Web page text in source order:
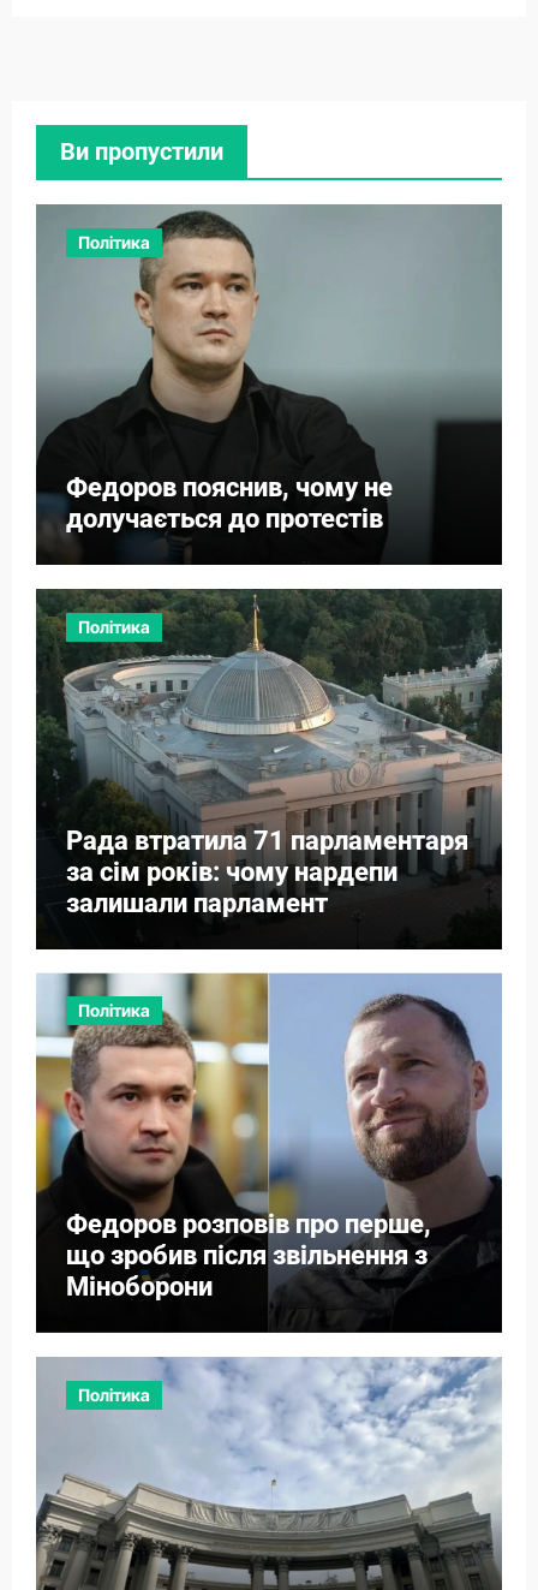
Ви пропустили
Політика
Федоров пояснив, чому не
долучається до протестів
Політика
Рада втратила 71 парламентаря
за сім років: чому нардепи
залишали парламент
Політика
Федоров розповів про перше,
що зробив після звільнення з
Міноборони
Політика